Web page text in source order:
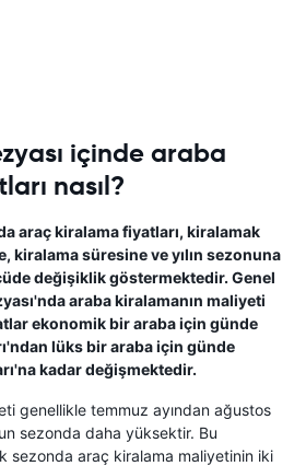
içinde araba
nasıl?
araç kiralama fiyatları, kiralamak
kiralama süresine ve yılın sezonuna
değişiklik göstermektedir. Genel
araba kiralamanın maliyeti
ekonomik bir araba için günde
lüks bir araba için günde
kadar değişmektedir.
genellikle temmuz ayından ağustos
sezonda daha yüksektir. Bu
sezonda araç kiralama maliyetinin iki